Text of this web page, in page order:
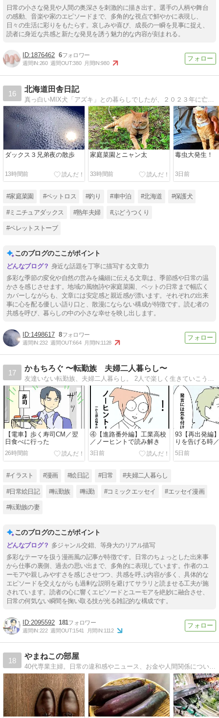
日常の小さな発見や人間の奥深さを刺激的に描き出す。選手の人柄や舞台
の感動、音楽や家のエピソードまで、多角的な視点で鮮やかに表現し、
日々の生活に彩りをもたらす。哀しみや喜び、成長の一瞬を見事に捉え、
読者に身近な共感と新たな発見を誘う魅力的な内容が刻まれる。
1876462 6
週間IN:260 週間OUT:380 月間IN:980
16
北海道田舎日記
真っ白いMIX犬「アズキ」との暮らしでしたが、２０２３年に亡くなり少しペットロス気味です。家庭菜園と釣りなどの北海道の田舎暮らしを紹介。
ダックス３兄弟夜の散歩
13時間前
家庭菜園とニャン太
33時間前
毒虫大発生！
3日前
#家庭菜園 #ペットロス #釣り #車中泊 #北海道 #保護犬
#ミニチュアダックス #熟年夫婦 #ぶどうつくり
#ペレットストーブ
このブログのここがポイント
身近な話題を丁寧に描写する文章力
多彩な季節の変化や自然の営みを繊細に伝える文章は、季節感や日常の温
かさを感じさせます。地域の風物詩や家庭菜園、ペットの日常まで幅広く
カバーしながらも、文章には安定感と親近感が漂います。それぞれの出来
事に心を配る優しい語り口と、散漫にならない構成が特徴です。読む者の
共感を呼び、暮らしの中の小さな幸せを映し出します。
1498617 8
週間IN:232 週間OUT:664 月間IN:1128
17
かもちろぐ 〜転勤族 夫婦二人暮らし〜
【電車】歩く寿司CM／翌
日食べに行った
26時間前
④【進路番外編】工業高校
／ノーヒントで読み解き
3日前
93【再出発編
りを告げる時
なる時９
5日前
#イラスト #漫画 #絵日記 #日常 #夫婦二人暮らし
#日常絵日記 #転勤族 #転勤 #コミックエッセイ #エッセイ漫画
#転勤族の妻
このブログのここがポイント
多ジャンル交錯、等身大のリアル描写
多彩なテーマを扱う漫画風の記事が特徴です。日常のちょっとした出来事
から仕事の裏側、過去の思い出まで、多角的に表現しています。作者のユ
ーモアや親しみやすさを感じさせつつ、共感を呼ぶ内容が多く、具体的な
エピソードを交えながらも過剰な説明を避けてサラリと読ませる工夫が施
されています。読者の心に響くエピソードとユーモアを絶妙に融合させ、
日常の何気ない瞬間を掬い取る技が光る雑記的な構成です。
2095592 181
週間IN:222 週間OUT:1541 月間IN:1112
18
やまねこの部屋